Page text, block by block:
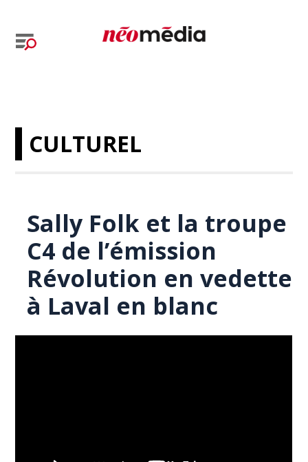
CULTUREL
Sally Folk et la troupe
C4 de l’émission
Révolution en vedette
à Laval en blanc